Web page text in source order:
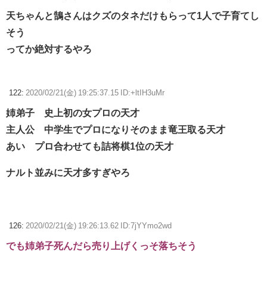
天ちゃんと鵠さんはクズのタネだけもらって1人で子育てし
そう
ってか絶対するやろ
122: 2020/02/21(金) 19:25:37.15 ID:+ltIH3uMr
姉弟子 史上初の女プロの天才
主人公 中学生でプロになりそのまま竜王取る天才
あい プロ合わせても詰将棋1位の天才
ナルト並みに天才多すぎやろ
126: 2020/02/21(金) 19:26:13.62 ID:7jYYmo2wd
でも姉弟子死んだら売り上げくっそ落ちそう